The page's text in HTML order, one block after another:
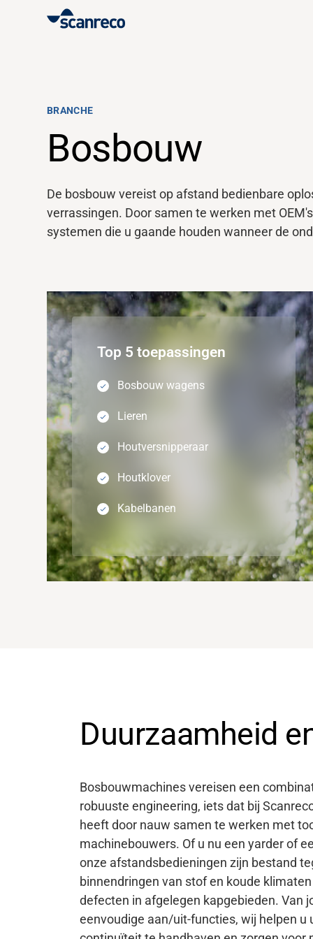
Klantspecifieke oplossing
Productiviteit en veiligheid van de operator
Industrieën
BRANCHE
Bosbouw
De bosbouw vereist op afstand bedienbare
verrassingen. Door samen te werken met
systemen die u gaande houden wanneer de
Top 5 toepassingen
Bosbouw wagens
Lieren
Houtversnipperaar
Houtklover
Kabelbanen
Duurzaamheid
Bosbouwmachines vereisen een
robuuste engineering, iets dat bij
heeft door nauw samen te werken met
machinebouwers. Of u nu een yarder of
onze afstandsbedieningen zijn bestand
binnendringen van stof en koude
defecten in afgelegen kapgebieden. Van
eenvoudige aan/uit-functies, wij helpen u